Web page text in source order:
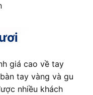
giá cao về tay
tay vàng và gu
nhiều khách